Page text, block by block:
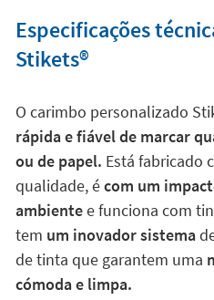
ou de papel.Está fabricado
qualidade, é
temum inovador sistema
de tinta que garantem uma
cómoda e limpa.
100% personalizável
Automático e auto-
Manipulação intuitiva e
Tinta não tóxica e com